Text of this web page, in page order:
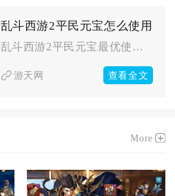
乱斗西游2平民元宝怎么使用
乱斗西游2平民元宝最优使用逻辑：每日刚需消耗固定支出，大额元...
游天网 查看全文
More